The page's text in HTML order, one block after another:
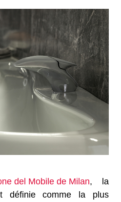
del Mobile de Milan, la
définie comme la plus